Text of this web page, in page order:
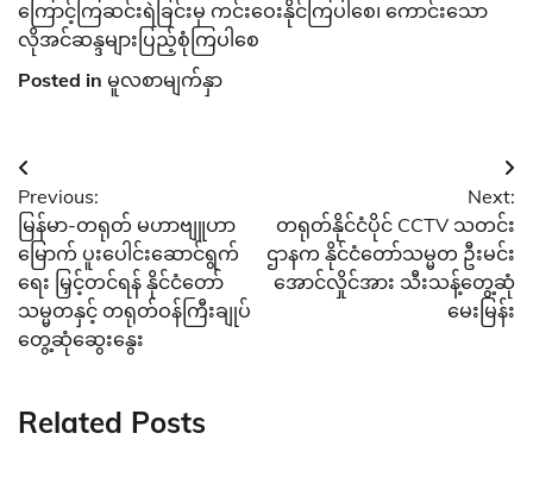
ကြောင့်ကြဆင်းရဲခြင်းမှ ကင်းဝေးနိုင်ကြပါစေ၊ ကောင်းသော
လိုအင်ဆန္ဒများပြည့်စုံကြပါစေ
Posted in မူလစာမျက်နှာ
Post
navigation
Previous:
မြန်မာ-တရုတ် မဟာဗျူဟာ
မြောက် ပူးပေါင်းဆောင်ရွက်
ရေး မြှင့်တင်ရန် နိုင်ငံတော်
သမ္မတနှင့် တရုတ်ဝန်ကြီးချုပ်
တွေ့ဆုံဆွေးနွေး
Next:
တရုတ်နိုင်ငံပိုင် CCTV သတင်း
ဌာနက နိုင်ငံတော်သမ္မတ ဦးမင်း
အောင်လှိုင်အား သီးသန့်တွေ့ဆုံ
မေးမြန်း
Related Posts